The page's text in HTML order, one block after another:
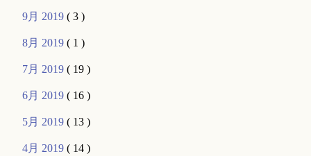
9月 2019( 3 )
8月 2019( 1 )
7月 2019( 19 )
6月 2019( 16 )
5月 2019( 13 )
4月 2019( 14 )